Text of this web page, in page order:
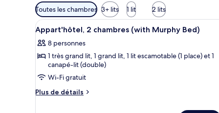
Filtres
disponibles
pour
les
chambres
Toutes les chambres 3+ lits 1 lit 2 lits
Afficher
toutes
les
photos
pour
ce
type
Une chambre à coucher
13
Appart'hôtel, 2 chambres (with Murphy Bed)
8 personnes
1 très grand lit, 1 grand lit, 1 lit escamotable (1 place) et 1
canapé-lit (double)
Wi-Fi gratuit
Plus de détails
Plus